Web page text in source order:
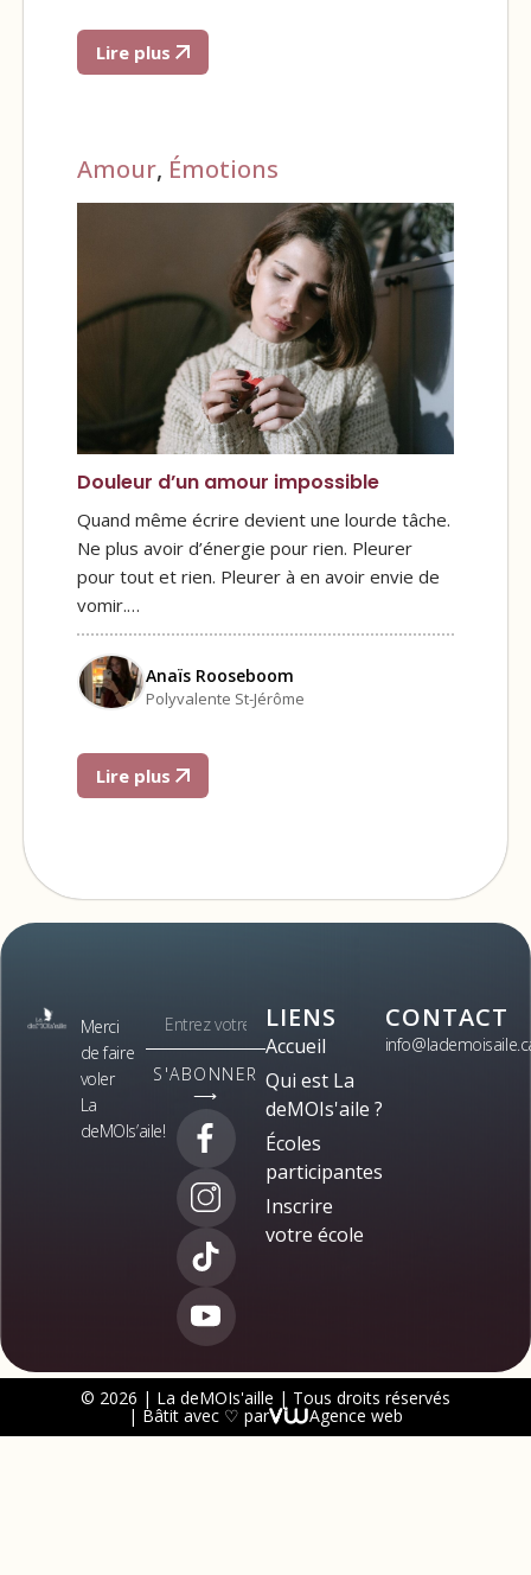
Lire plus
Amour, Émotions
Douleur d’un amour impossible
Quand même écrire devient une lourde tâche.
Ne plus avoir d’énergie pour rien. Pleurer
pour tout et rien. Pleurer à en avoir envie de
vomir.…
Anaïs Rooseboom
Polyvalente St-Jérôme
Lire plus
Merci
de faire
voler
La
deMOIs’aile!
S'ABONNER
⟶
LIENS
Accueil
Qui est La
deMOIs'aile ?
Écoles
participantes
Inscrire
votre école
CONTACT
© 2026 | La deMOIs'aille | Tous droits réservés
| Bâtit avec ♡ par Agence web